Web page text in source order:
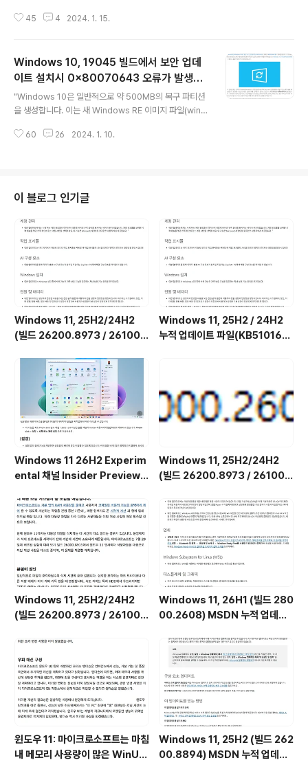
지 나오면 좀 복잡해지네요...ㅎㅎ 이미 개발이 끝난 Wind
45 4 2024. 1. 15.
Windows 10, 19045 빌드에서 보안 업데
이트 설치시 0x80070643 오류가 발생할
수 있습니다
"Windows 10은 일반적으로 약 500MB의 복구 파티션
을 생성합니다. 이는 새 Windows RE 이미지 파일(winr
이트를 설치하려고 시도할 때 오류 0x80070643이 발
션을 제공할 때까지 기다려야 합니다 아마도 다음달 정기
업데이트에서 해결될 거라 생각됩니다만... 하드 파티션을
건드리는 거라서 MS에서 쉽게 해결할 수 없을 거라 생각
도 됩니다...ㅠ
60 26 2024. 1. 10.
이 블로그 인기글
Windows 11, 25H2/24H2
(빌드 26200.8973 / 26100.
버전 [한글/영문판]
Windows 11, 25H2 / 24H2
누적 업데이트 파일(KB510168
업데이트)
Windows 11 26H2 Experim
ental 채널 Insider Preview
업데이트(KB5101682) 통합 []
Windows 11, 25H2/24H2
(빌드 26200.8973 / 26100.
합판 6in1 [한글/영문판]
Windows 11, 25H2/24H2
(빌드 26200.8973 / 26100.
판 [한글/영문판]
Windows 11, 26H1 (빌드 280
00.2608) MSDN 누적 업데이
윈도우 11: 마이크로소프트는 마침
내 메모리 사용량이 많은 WinUI
Windows 11, 25H2 (빌드 262
00.8894) MSDN 누적 업데이